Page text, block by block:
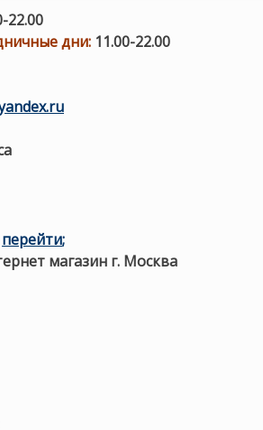
22.00
дни: 11.00-22.00
перейти;
магазин г. Москва